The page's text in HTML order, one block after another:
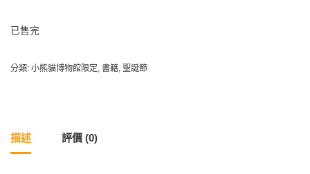
已售完
分類: 小熊貓博物館限定 書籍 聖誕節
描述 評價 (0)